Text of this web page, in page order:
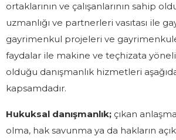
ortaklarının ve çalışanlarının sahip
uzmanlığı ve partnerleri vasıtası ile
gayrimenkul projeleri ve
faydalar ile makine ve teçhizata
olduğu danışmanlık hizmetleri
kapsamdadır.
Hukuksal danışmanlık; çıkan
olma, hak savunma ya da hakların